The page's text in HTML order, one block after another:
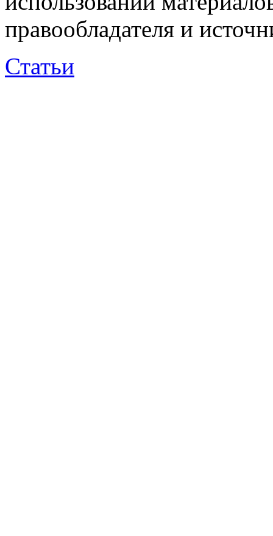
правообладателя и
Статьи